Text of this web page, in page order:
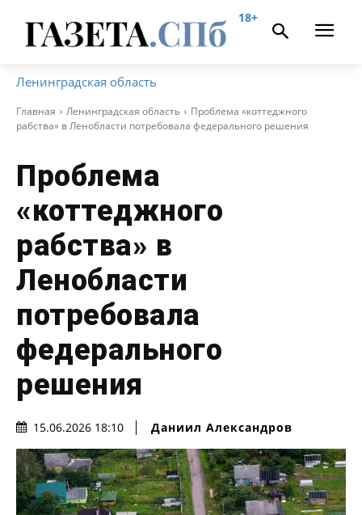
18+
Ленинградская область
Главная Ленинградская область
Проблема «коттеджного
рабства» в Ленобласти потребовала федерального решения
Проблема
«коттеджного
рабства» в
Ленобласти
потребовала
федерального
решения
15.06.2026 18:10 Даниил Александров